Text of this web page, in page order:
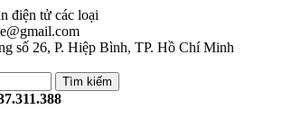
điện tử các loại
số 26, P. Hiệp Bình, TP. Hồ Chí Minh
Tìm kiếm